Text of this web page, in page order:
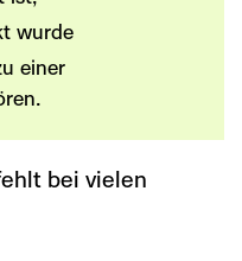
wurde
einer
bei vielen